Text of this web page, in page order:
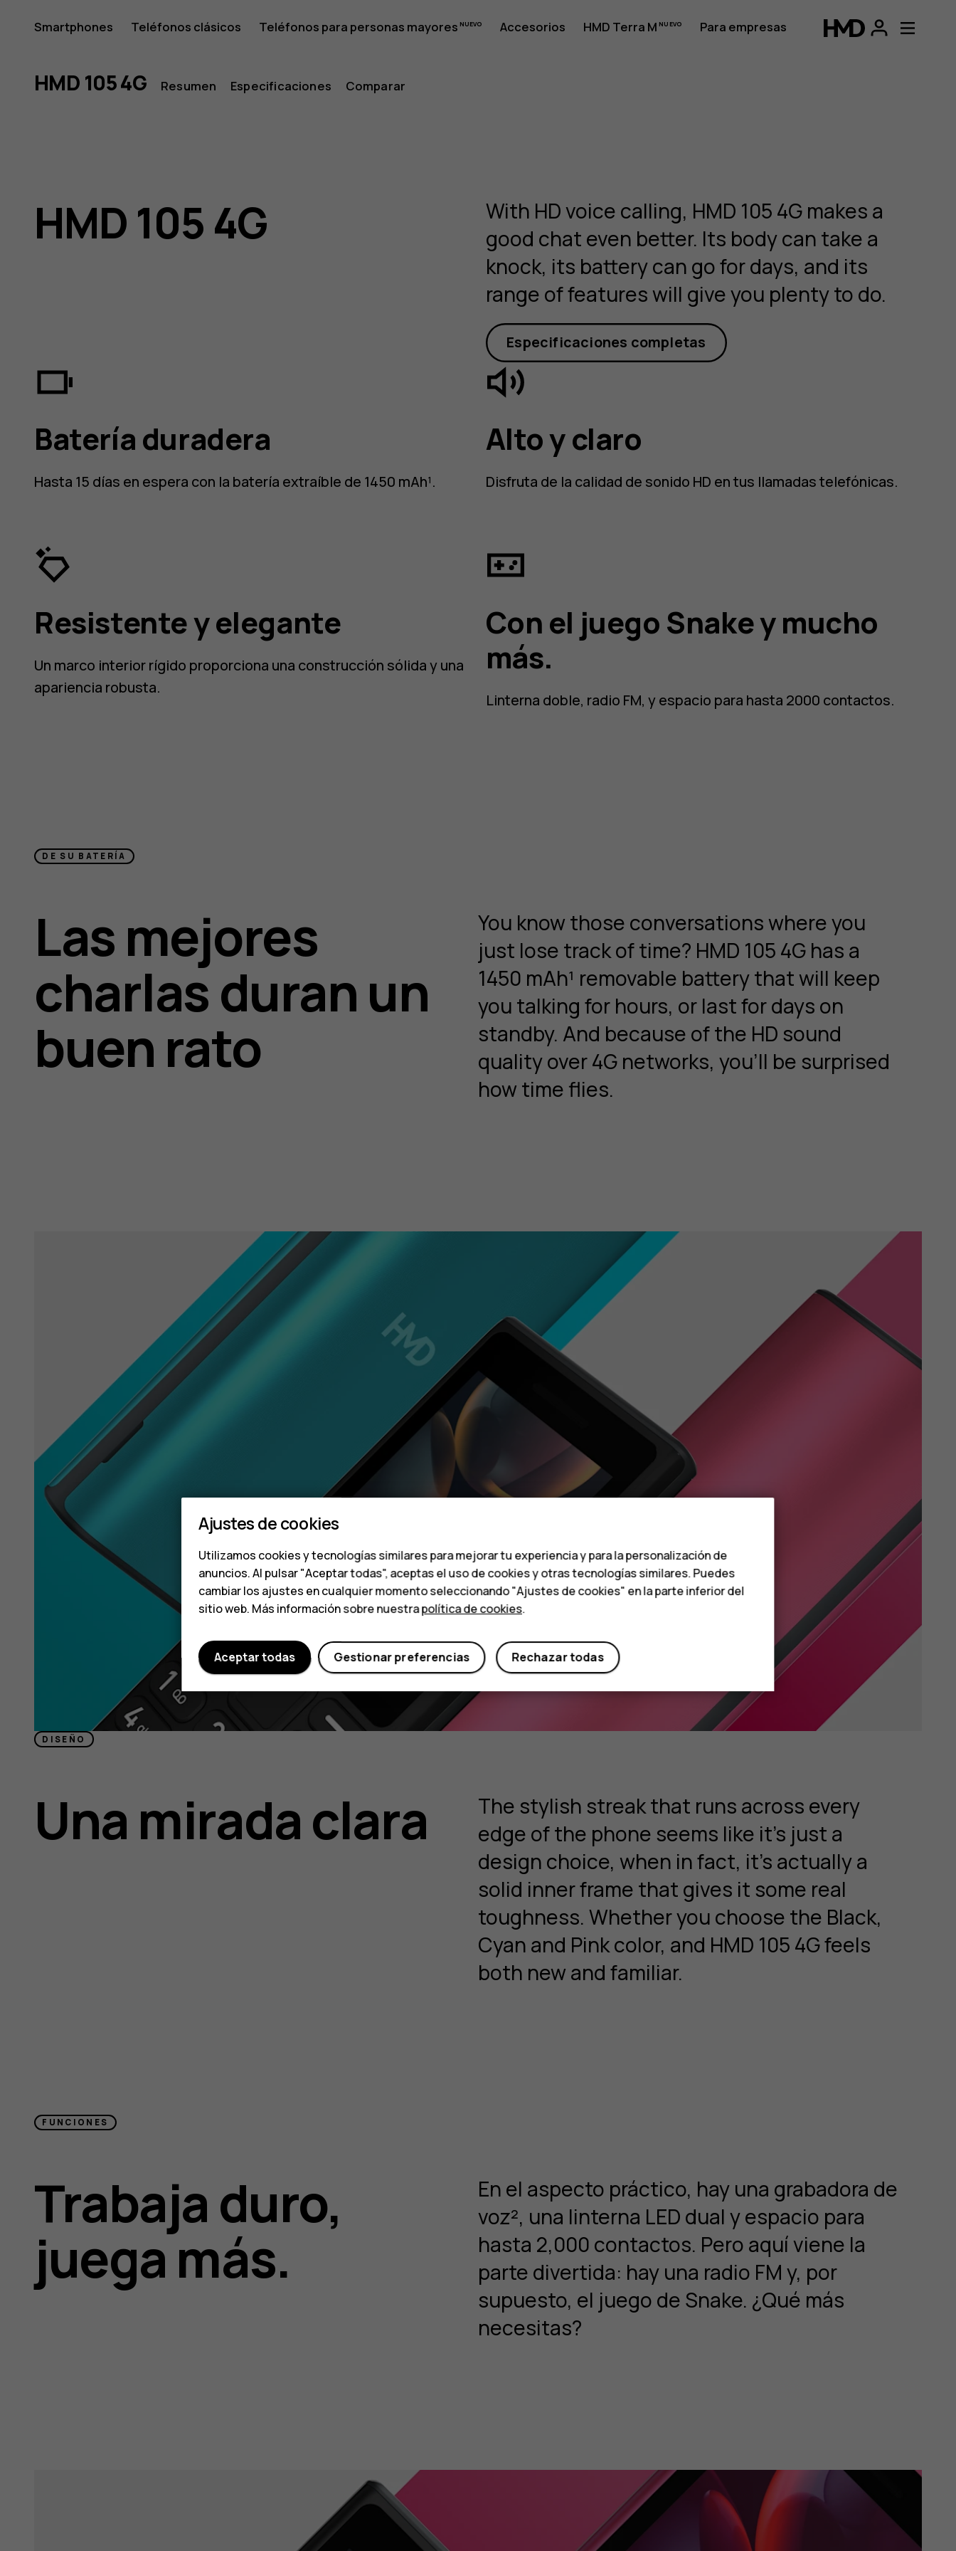
HMD
105
4G
Smartphones
Teléfonos clásicos Teléfonos para personas mayores Accesorios HMD Terra M
Para empresas
HMD 105 4G Resumen Especificaciones Comparar
HMD 105 4G
With HD voice calling, HMD 105 4G makes a
good chat even better. Its body can take a
knock, its battery can go for days, and its
range of features will give you plenty to do.
Especificaciones completas
Batería duradera
Hasta 15 días en espera con la batería extraíble de 1450 mAh¹.
Alto y claro
Disfruta de la calidad de sonido HD en tus llamadas telefónicas.
Resistente y elegante
Un marco interior rígido proporciona una construcción sólida y una
apariencia robusta.
Con el juego Snake y mucho
más.
Linterna doble, radio FM, y espacio para hasta 2000 contactos.
DE SU BATERÍA
Las mejores
charlas duran un
buen rato
You know those conversations where you
just lose track of time? HMD 105 4G has a
1450 mAh¹ removable battery that will keep
you talking for hours, or last for days on
standby. And because of the HD sound
quality over 4G networks, you’ll be surprised
how time flies.
DISEÑO
Una mirada clara
The stylish streak that runs across every
edge of the phone seems like it’s just a
design choice, when in fact, it’s actually a
solid inner frame that gives it some real
toughness. Whether you choose the Black,
Cyan and Pink color, and HMD 105 4G feels
both new and familiar.
FUNCIONES
Trabaja duro,
juega más.
En el aspecto práctico, hay una grabadora de
voz², una linterna LED dual y espacio para
hasta 2,000 contactos. Pero aquí viene la
parte divertida: hay una radio FM y, por
supuesto, el juego de Snake. ¿Qué más
necesitas?
Ajustes de cookies
Utilizamos cookies y tecnologías similares para mejorar tu experiencia y para la personalización de
anuncios. Al pulsar "Aceptar todas", aceptas el uso de cookies y otras tecnologías similares. Puedes
cambiar los ajustes en cualquier momento seleccionando "Ajustes de cookies" en la parte inferior del
sitio web. Más información sobre nuestrapolítica de cookies.
Rechazar todas
Gestionar preferencias
Aceptar todas